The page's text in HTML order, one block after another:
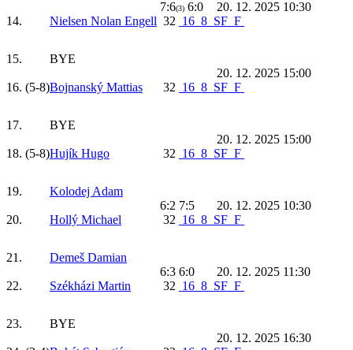
7:6(3) 6:0
20. 12. 2025 10:30
14.
Nielsen Nolan Engell 32 16 8 SF F
15.
BYE
20. 12. 2025 15:00
16. (5-8)Bojnanský Mattias 32 16 8 SF F
17.
BYE
20. 12. 2025 15:00
18. (5-8)Hujík Hugo 32 16 8 SF F
19.
Kolodej Adam
6:2 7:5
20. 12. 2025 10:30
20.
Hollý Michael 32 16 8 SF F
21.
Demeš Damian
6:3 6:0
20. 12. 2025 11:30
22.
Székházi Martin 32 16 8 SF F
23.
BYE
20. 12. 2025 16:30